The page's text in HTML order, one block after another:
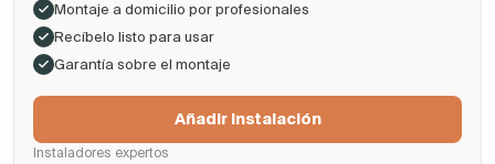
Montaje a domicilio por profesionales
Recíbelo listo para usar
Garantía sobre el montaje
Añadir Instalación
Instaladores expertos